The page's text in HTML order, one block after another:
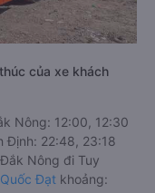
của xe khách
Nông: 12:00, 12:30
Định: 22:48, 23:18
Nông đi Tuy
Quốc Đạt khoảng: